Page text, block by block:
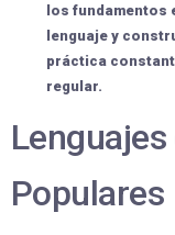
los fundamentos
lenguaje y
práctica
regular.
Populares